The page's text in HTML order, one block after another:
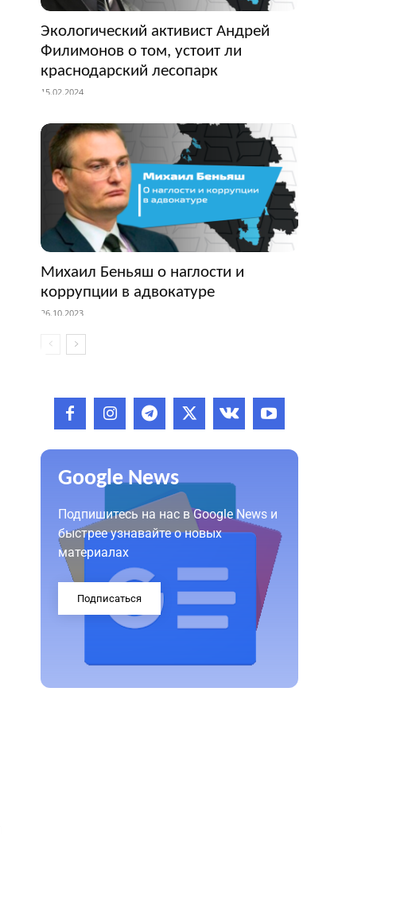
Экологический активист Андрей
Филимонов о том, устоит ли
краснодарский лесопарк
15.02.2024
Михаил Беньяш о наглости и
коррупции в адвокатуре
26.10.2023
Google News
Подпишитесь на нас в Google News и
быстрее узнавайте о новых
материалах
Подписаться